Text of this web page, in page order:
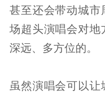
甚至还会带动城市
场超头演唱会对地
深远、多方位的。
虽然演唱会可以